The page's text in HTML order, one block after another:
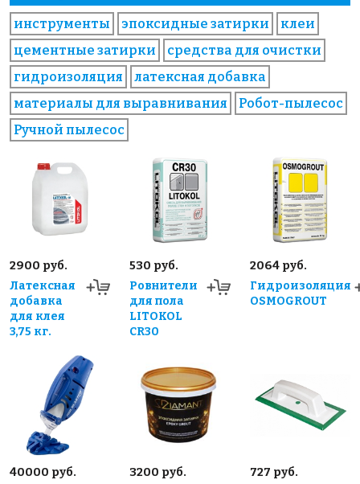
инструменты эпоксидные затирки
клеи
цементные затирки
средства для очистки
гидроизоляция
латексная добавка
материалы для выравнивания
Робот-пылесос
Ручной пылесос
2900 руб.
Латексная
добавка
для клея
3,75 кг.
530 руб.
Ровнители
для пола
LITOKOL
CR30
2064 руб.
Гидроизоляция
OSMOGROUT
40000 руб.
3200 руб.
727 руб.